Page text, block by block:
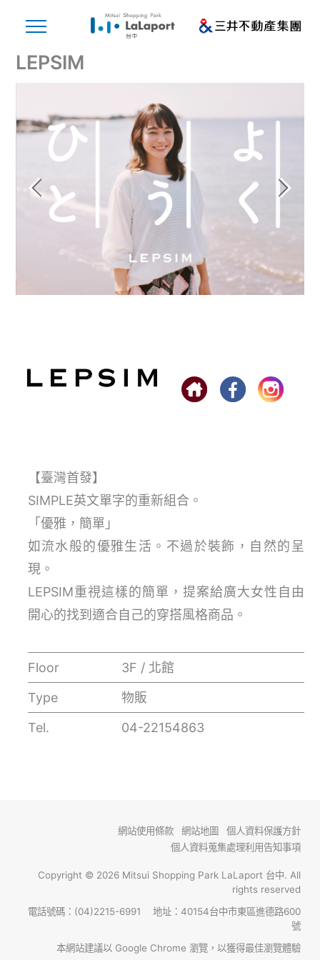
LEPSIM
【臺灣首發】
SIMPLE英文單字的重新組合。
「優雅，簡單」
如流水般的優雅生活。不過於裝飾，自然的呈
現。
LEPSIM重視這樣的簡單，提案給廣大女性自由
開心的找到適合自己的穿搭風格商品。
Floor
3F / 北館
Type
物販
Tel.
04-22154863
網站使用條款 網站地圖
個人資料保護方針
個人資料蒐集處理利用告知事項
Copyright © 2026 Mitsui Shopping Park LaLaport 台中. All
rights reserved
電話號碼：(04)2215-6991 地址：40154台中市東區進德路600
號
本網站建議以 Google Chrome 瀏覽，以獲得最佳瀏覽體驗